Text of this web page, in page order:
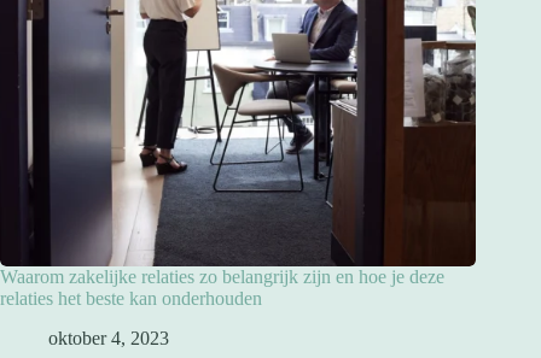
Waarom zakelijke relaties zo belangrijk zijn en hoe je deze
relaties het beste kan onderhouden
oktober 4, 2023